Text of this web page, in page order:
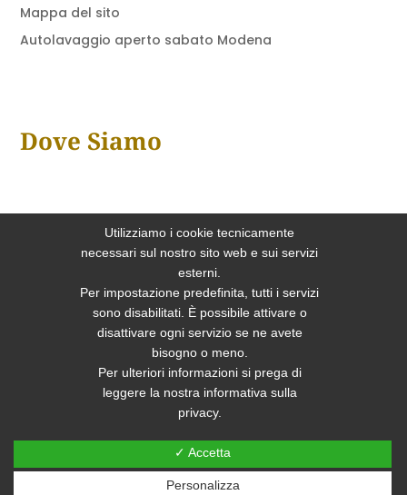
Mappa del sito
Autolavaggio aperto sabato Modena
Dove Siamo
Sito realizzato e posizionato da PRISMI S.p.A.
Utilizziamo i cookie tecnicamente
necessari sul nostro sito web e sui servizi
esterni.
Per impostazione predefinita, tutti i servizi
sono disabilitati. È possibile attivare o
disattivare ogni servizio se ne avete
bisogno o meno.
Per ulteriori informazioni si prega di
leggere la nostra informativa sulla
privacy.
✓ Accetta
Personalizza